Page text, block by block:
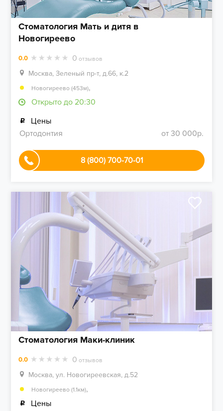
Стоматология Мать и дитя в
Новогиреево
0.0 0 отзывов
Москва, Зеленый пр-т, д.66, к.2
Новогиреево (453м),
Открыто до 20:30
Цены
Ортодонтия
от 30 000р.
8 (800) 700-70-01
Стоматология Маки-клиник
0.0 0 отзывов
Москва, ул. Новогиреевская, д.52
Новогиреево (1.1км),
Цены